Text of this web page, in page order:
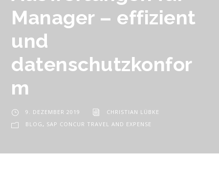
Manager – effizient
und
datenschutzkonfor
m
9. DEZEMBER 2019
CHRISTIAN LÜBKE
BLOG , SAP CONCUR TRAVEL AND EXPENSE